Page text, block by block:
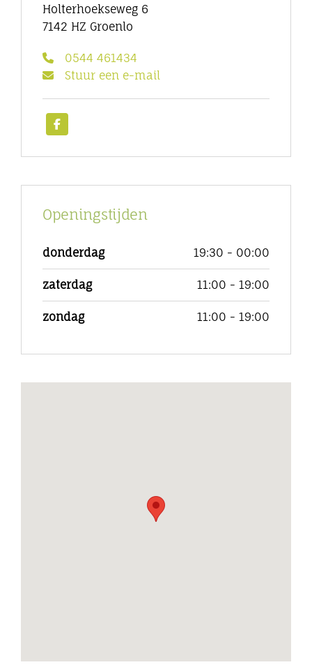
Holterhoekseweg 6
7142 HZ Groenlo
0544 461434
Stuur een e-mail
Openingstijden
donderdag 19:30 - 00:00
zaterdag 11:00 - 19:00
zondag 11:00 - 19:00